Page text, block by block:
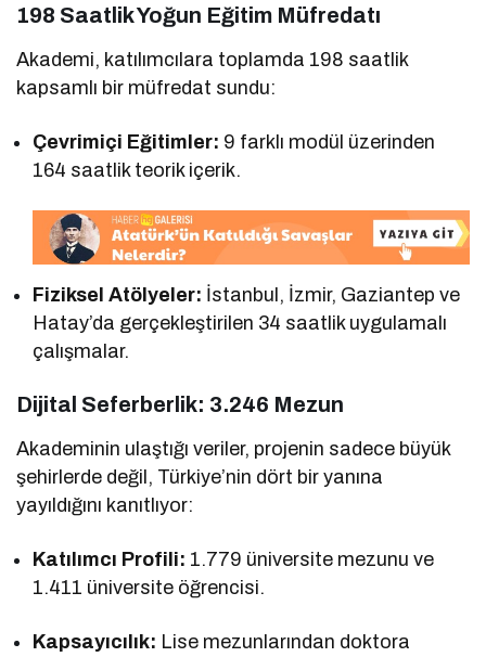
198 Saatlik Yoğun Eğitim Müfredatı
Akademi, katılımcılara toplamda 198 saatlik
kapsamlı bir müfredat sundu:
Çevrimiçi Eğitimler: 9 farklı modül üzerinden
164 saatlik teorik içerik.
Fiziksel Atölyeler: İstanbul, İzmir, Gaziantep ve
Hatay’da gerçekleştirilen 34 saatlik uygulamalı
çalışmalar.
Dijital Seferberlik: 3.246 Mezun
Akademinin ulaştığı veriler, projenin sadece büyük
şehirlerde değil, Türkiye’nin dört bir yanına
yayıldığını kanıtlıyor:
Katılımcı Profili: 1.779 üniversite mezunu ve
1.411 üniversite öğrencisi.
Kapsayıcılık: Lise mezunlarından doktora